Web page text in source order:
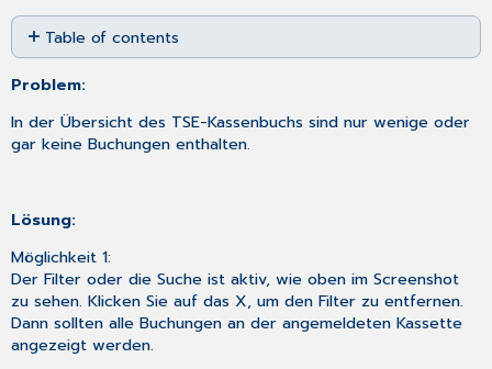
Save
as
PDF
Table of contents
No
headers
Problem:
In der Übersicht des TSE-Kassenbuchs sind nur wenige oder
gar keine Buchungen enthalten.
Lösung:
Möglichkeit 1:
Der Filter oder die Suche ist aktiv, wie oben im Screenshot
zu sehen. Klicken Sie auf das X, um den Filter zu entfernen.
Dann sollten alle Buchungen an der angemeldeten Kassette
angezeigt werden.